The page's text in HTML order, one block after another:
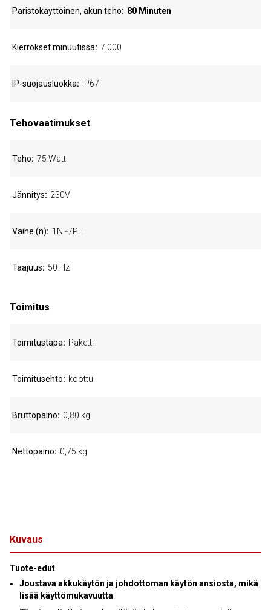
Kuvaus
Tuote-edut
Joustava akkukäytön ja johdottoman käytön ansiosta, mikä
lisää käyttömukavuutta
Paristokäyttöinen, akun teho 80 Minuten
Kierrokset minuutissa 7.000
IP-suojausluokka IP67
Tehovaatimukset
Teho 75 Watt
Jännitys 230V
Vaihe (n) 1N~/PE
Taajuus 50 Hz
Toimitus
Toimitustapa Paketti
Toimitusehto koottu
Bruttopaino 0,80 kg
Nettopaino 0,75 kg